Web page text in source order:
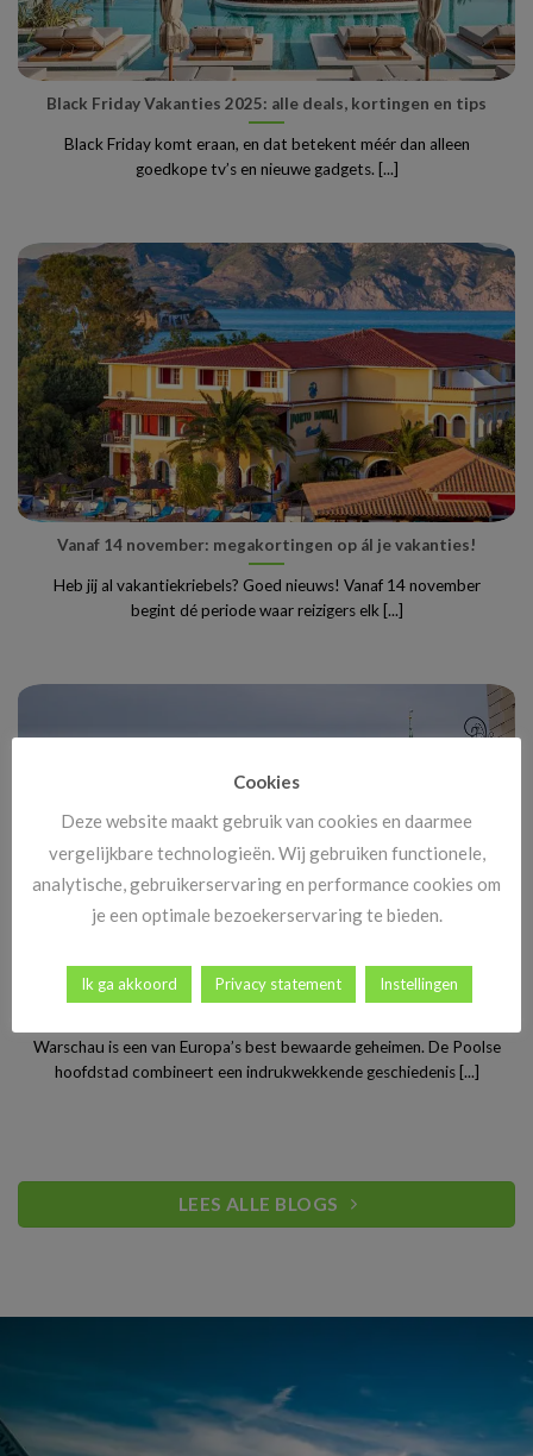
Black Friday Vakanties 2025: alle deals, kortingen en tips
Black Friday komt eraan, en dat betekent méér dan alleen
goedkope tv’s en nieuwe gadgets. [...]
Vanaf 14 november: megakortingen op ál je vakanties!
Heb jij al vakantiekriebels? Goed nieuws! Vanaf 14 november
begint dé periode waar reizigers elk [...]
Stedentrip Warschau: ontdek de verrassende charme van
Polen’s bruisende hoofdstad
Warschau is een van Europa’s best bewaarde geheimen. De Poolse
hoofdstad combineert een indrukwekkende geschiedenis [...]
LEES ALLE BLOGS
Cookies
Deze website maakt gebruik van cookies en daarmee
vergelijkbare technologieën. Wij gebruiken functionele,
analytische, gebruikerservaring en performance cookies om
je een optimale bezoekerservaring te bieden.
Ik ga akkoord Privacy statement Instellingen